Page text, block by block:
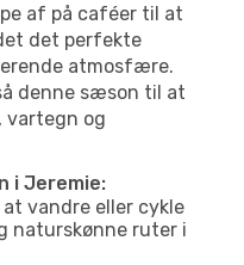
af på caféer til at
det perfekte
atmosfære.
denne sæson til at
vartegn og
i Jeremie:
at vandre eller cykle
naturskønne ruter i